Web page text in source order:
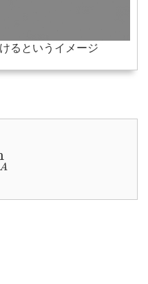
るというイメージ
A